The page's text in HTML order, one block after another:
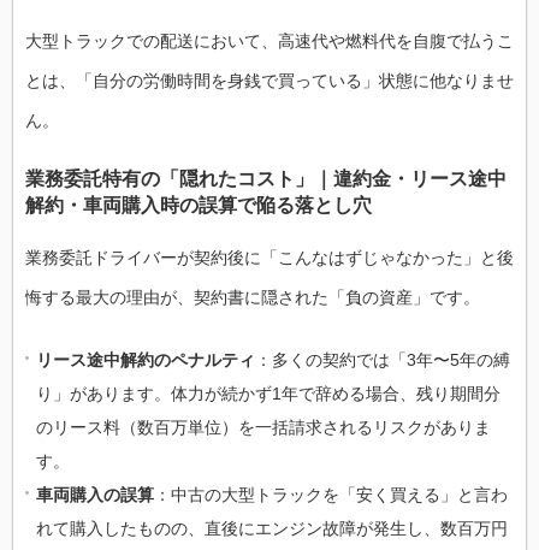
大型トラックでの配送において、高速代や燃料代を自腹で払うこ
とは、「自分の労働時間を身銭で買っている」状態に他なりませ
ん。
業務委託特有の「隠れたコスト」｜違約金・リース途中
解約・車両購入時の誤算で陥る落とし穴
業務委託ドライバーが契約後に「こんなはずじゃなかった」と後
悔する最大の理由が、契約書に隠された「負の資産」です。
リース途中解約のペナルティ ：多くの契約では「3年〜5年の縛
り」があります。体力が続かず1年で辞める場合、残り期間分
のリース料（数百万単位）を一括請求されるリスクがありま
す。
車両購入の誤算 ：中古の大型トラックを「安く買える」と言わ
れて購入したものの、直後にエンジン故障が発生し、数百万円